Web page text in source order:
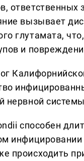
ответственных
вызывает
глутамата,
и
нервной
способен
происходить